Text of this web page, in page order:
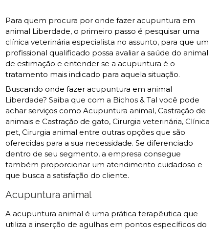
Para quem procura por onde fazer acupuntura em
animal Liberdade, o primeiro passo é pesquisar uma
clínica veterinária especialista no assunto, para que um
profissional qualificado possa avaliar a saúde do animal
de estimação e entender se a acupuntura é o
tratamento mais indicado para aquela situação.
Buscando onde fazer acupuntura em animal
Liberdade? Saiba que com a Bichos & Tal você pode
achar serviços como Acupuntura animal, Castração de
animais e Castração de gato, Cirurgia veterinária, Clínica
pet, Cirurgia animal entre outras opções que são
oferecidas para a sua necessidade. Se diferenciado
dentro de seu segmento, a empresa consegue
também proporcionar um atendimento cuidadoso e
que busca a satisfação do cliente.
Acupuntura animal
A acupuntura animal é uma prática terapêutica que
utiliza a inserção de agulhas em pontos específicos do